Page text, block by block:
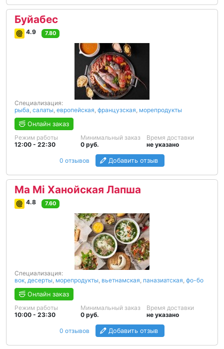
Буйабес
4.9 7.80
Специализация:
рыба, салаты, европейская, французская, морепродукты
Онлайн заказ
Режим работы
12:00 - 22:30
Минимальный заказ
0 руб.
Время доставки
не указано
0 отзывов Добавить отзыв
Ma Mi Ханойская Лапша
4.8 7.60
Специализация:
вок, десерты, морепродукты, вьетнамская, паназиатская, фо-бо
Онлайн заказ
Режим работы
10:00 - 23:30
Минимальный заказ
0 руб.
Время доставки
не указано
0 отзывов Добавить отзыв